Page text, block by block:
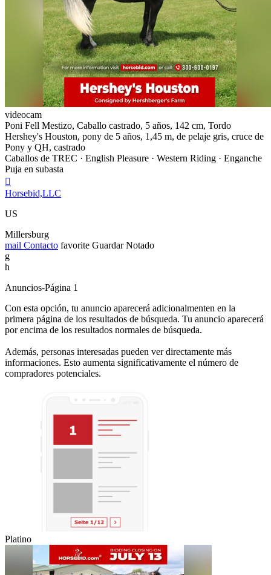
videocam
Poni Fell Mestizo, Caballo castrado, 5 años, 142 cm, Tordo
Hershey's Houston, pony de 5 años, 1,45 m, de pelaje gris, cruce de
Pony y QH, castrado
Caballos de TREC · English Pleasure · Western Riding · Enganche
Puja en subasta

Horsebid,LLC
US
Millersburg
mail Contacto favorite Guardar Notado
g
h
Anuncios-Página 1
Con esta opción, tu anuncio aparecerá adicionalmenten en la
primera página de los resultados de búsqueda. Tu anuncio aparecerá
por encima de los resultados normales de búsqueda.
Además, personas interesadas pueden ver directamente más
informaciones. Esto aumenta significativamente el número de
compradores potenciales.
Platino